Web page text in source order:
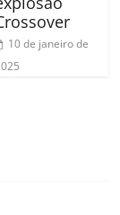
10 de janeiro de